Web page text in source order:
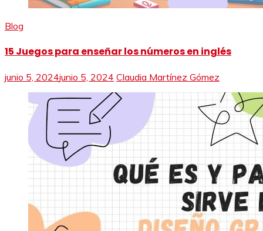
Blog
15 Juegos para enseñar los números en inglés
junio 5, 2024junio 5, 2024 Claudia Martínez Gómez